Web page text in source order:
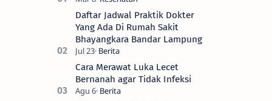
Daftar Jadwal Praktik Dokter
Yang Ada Di Rumah Sakit
Bhayangkara Bandar Lampung
Cara Merawat Luka Lecet
Bernanah agar Tidak Infeksi